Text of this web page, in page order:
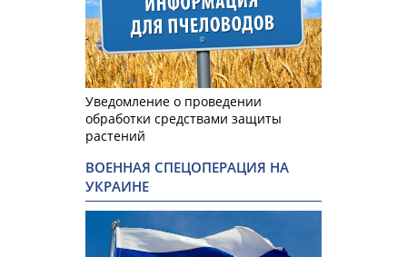
Уведомление о проведении
обработки средствами защиты
растений
ВОЕННАЯ СПЕЦОПЕРАЦИЯ НА
УКРАИНЕ